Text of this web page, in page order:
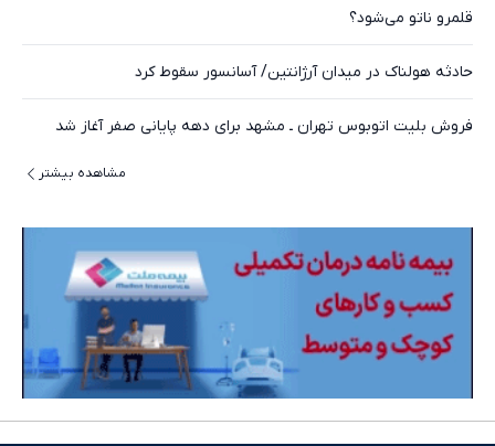
قلمرو ناتو می‌شود؟
حادثه هولناک در میدان آرژانتین/ آسانسور سقوط کرد
فروش بلیت اتوبوس تهران ـ مشهد برای دهه پایانی صفر آغاز شد
مشاهده بیشتر